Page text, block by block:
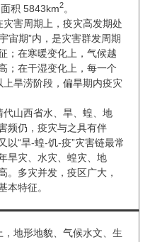
积 5843km2。
灾害周期上，疫灾高发期处
宙期”内，是灾害群发周期
；在寒暖变化上，气候越
；在干湿变化上，每一个
旱涝阶段，偏旱期内疫灾
代山西省水、旱、蝗、地
频仍，疫灾与之具有伴
以“旱-蝗-饥-疫”灾害链最常
旱灾、水灾、蝗灾、地
。多灾并发，疫区广大，
本特征。
，地形地貌、气候水文、生